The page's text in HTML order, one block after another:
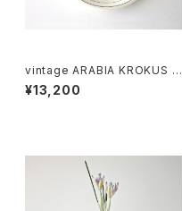
vintage ARABIA KROKUS Pl
ate 20cm / ヴィンテージ アラ
ビア クロッカス 20cmプレート
¥13,200